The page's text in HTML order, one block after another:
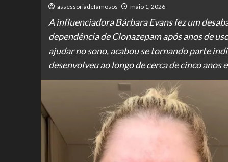
assessoriadefamosos maio 1, 2026
A influenciadora Bárbara Evans fez um
dependência de Clonazepam após anos de
ajudar no sono, acabou se tornando parte
desenvolveu ao longo de cerca de cinco anos